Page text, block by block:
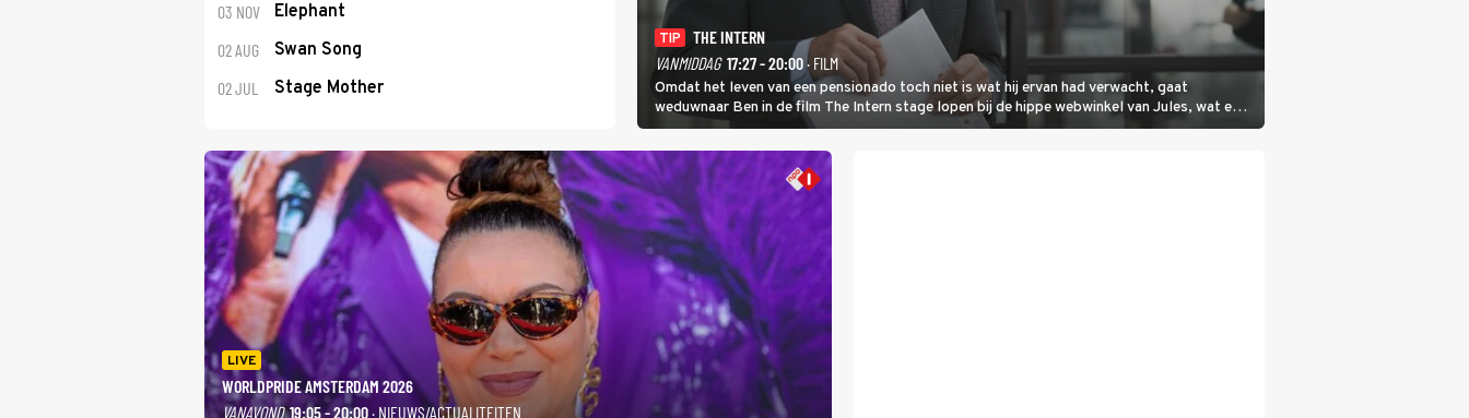
03 NOV Elephant
02 AUG Swan Song
02 JUL Stage Mother
TIP
THE INTERN
VANMIDDAG 17:27 - 20:00· FILM
Omdat het leven van een pensionado toch niet is wat hij ervan had verwacht, gaat
weduwnaar Ben in de film The Intern stage lopen bij de hippe webwinkel van Jules, wat een
gouden zet blijkt te zijn.
LIVE
WORLDPRIDE AMSTERDAM 2026
VANAVOND 19:05 - 20:00· NIEUWS/ACTUALITEITEN